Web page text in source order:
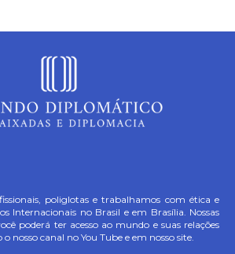
poliglotas e trabalhamos com ética e
Internacionais no Brasil e em Brasília. Nossas
poderá ter acesso ao mundo e suas relações
nosso canal no You Tube e em nosso site.